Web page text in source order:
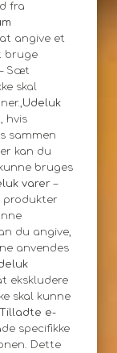
fra
angive et
bruge
Sæt
skal
Udeluk
hvis
sammen
kan du
bruges
varer –
produkter
du angive,
anvendes
ekskludere
skal kunne
Tilladte e-
specifikke
Dette